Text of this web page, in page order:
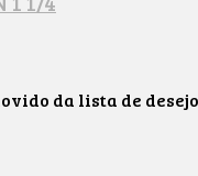
da lista de